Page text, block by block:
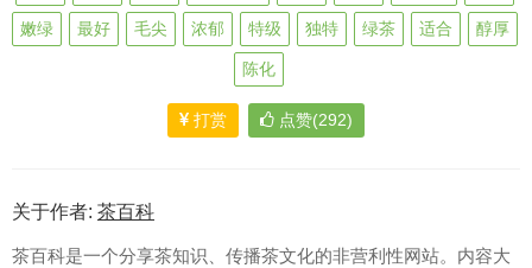
嫩绿 最好 毛尖 浓郁 特级 独特 绿茶 适合 醇厚
陈化
打赏 点赞(292)
关于作者: 茶百科
茶百科是一个分享茶知识、传播茶文化的非营利性网站。内容大